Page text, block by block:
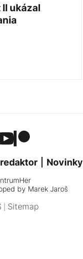
ukázal
Novinky
by Marek Jaroš
Sitemap